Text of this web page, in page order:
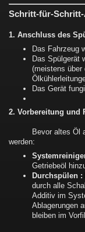
Schritt-für-
1. Anschluss des
Das Fahrzeug
Das Spülgerät
(meistens über
Das Gerät
2. Vorbereitung und
Bevor altes Öl
werden:
Getriebeöl
Durchspülen :
durch alle
Additiv im
Ablagerungen
bleiben im